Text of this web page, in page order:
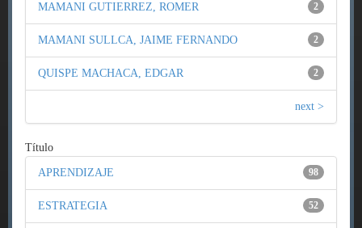
2
MAMANI GUTIERREZ, ROMER
2
MAMANI SULLCA, JAIME FERNANDO
2
QUISPE MACHACA, EDGAR
next >
Título
98
APRENDIZAJE
52
ESTRATEGIA